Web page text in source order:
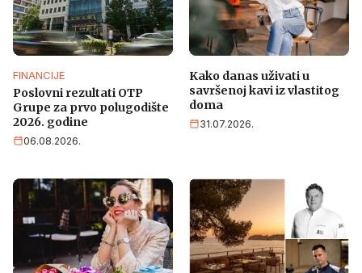
FINANCIJE
Poslovni rezultati OTP
Grupe za prvo polugodište
2026. godine
06.08.2026.
Kako danas uživati u
savršenoj kavi iz vlastitog
doma
31.07.2026.